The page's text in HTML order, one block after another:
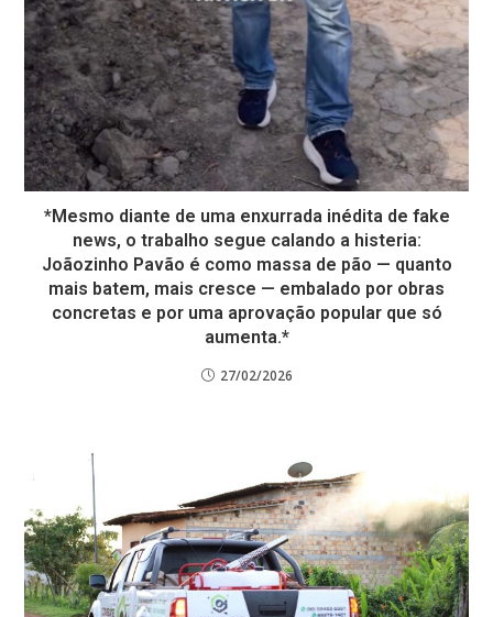
*Mesmo diante de uma enxurrada inédita de fake
news, o trabalho segue calando a histeria:
Joãozinho Pavão é como massa de pão — quanto
mais batem, mais cresce — embalado por obras
concretas e por uma aprovação popular que só
aumenta.*
27/02/2026